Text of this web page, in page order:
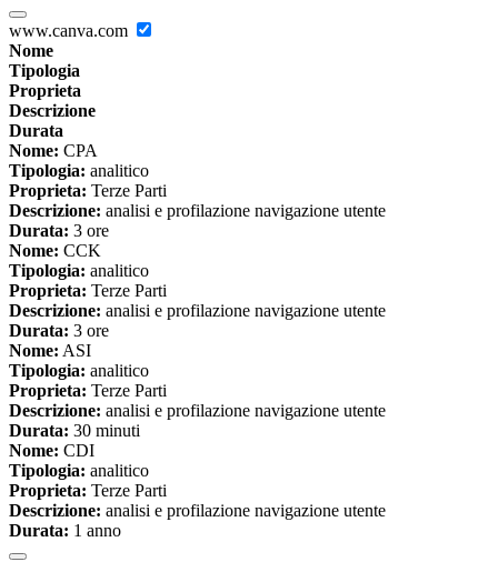
www.canva.com
Nome
Tipologia
Proprieta
Descrizione
Durata
Nome: CPA
Tipologia: analitico
Proprieta: Terze Parti
Descrizione: analisi e profilazione navigazione utente
Durata: 3 ore
Nome: CCK
Tipologia: analitico
Proprieta: Terze Parti
Descrizione: analisi e profilazione navigazione utente
Durata: 3 ore
Nome: ASI
Tipologia: analitico
Proprieta: Terze Parti
Descrizione: analisi e profilazione navigazione utente
Durata: 30 minuti
Nome: CDI
Tipologia: analitico
Proprieta: Terze Parti
Descrizione: analisi e profilazione navigazione utente
Durata: 1 anno